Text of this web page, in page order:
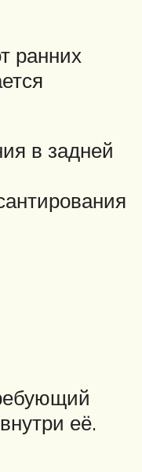
ранних
в задней
её.